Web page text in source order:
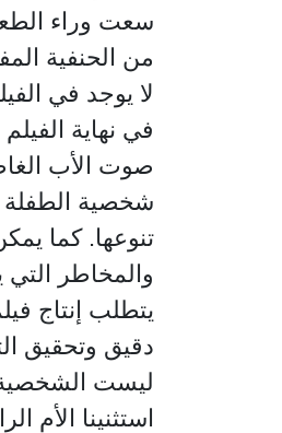
سعت وراء
من الحنفية
لا يوجد في
في نهاية
صوت الأب
شخصية الطفلة
تنوعها. كما
والمخاطر التي
يتطلب إنتاج
دقيق وتحقيق
ليست الشخصية
استثنينا الأم